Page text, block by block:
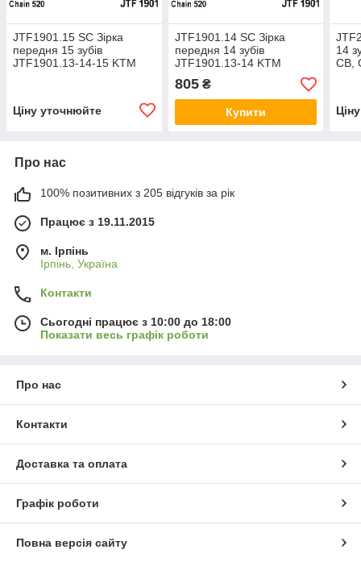
JTF1901.15 SC Зірка
передня 15 зубів
JTF1901.13-14-15 KTM
Ціну уточнюйте
JTF1901.14 SC Зірка
передня 14 зубів
JTF1901.13-14 KTM
125/250/400/450 аналог
SUNSTAR 35713
805₴
Купити
14
CB,
Про нас
100% позитивних з 205 відгуків за рік
Працює з 19.11.2015
м. Ірпінь
Ірпінь, Україна
Контакти
Сьогодні працює з 10:00 до 18:00
Показати весь графік роботи
Про нас
Контакти
Доставка та оплата
Графік роботи
Повна версія сайту